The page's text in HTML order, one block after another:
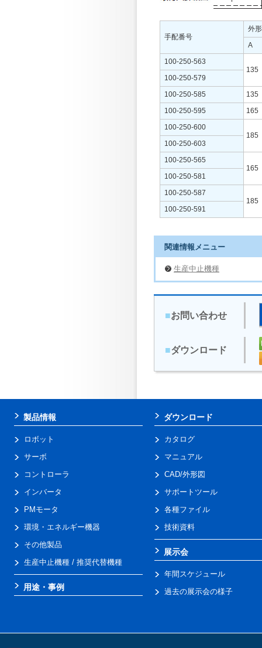
手配番号
外
A
100-250-563
135
100-250-579
100-250-585
135
100-250-595
165
100-250-600
185
100-250-603
100-250-565
165
100-250-581
100-250-587
185
100-250-591
関連情報メニュー
生産中止機種
■お問い合わせ
■ダウンロード
製品情報
ロボット
サーボ
コントローラ
インバータ
PMモータ
環境・エネルギー機器
その他製品
生産中止機種 / 推奨代替機種
用途・事例
ダウンロード
カタログ
マニュアル
CAD/外形図
サポートツール
各種ファイル
技術資料
展示会
年間スケジュール
過去の展示会の様子